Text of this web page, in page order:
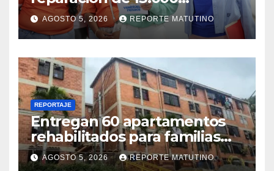
viviendas afectadas por los
terremotos
AGOSTO 5, 2026 REPORTE MATUTINO
REPORTAJE
Entregan 60 apartamentos
rehabilitados para familias
del urbanismo Ana Victoria
en La Guaira
AGOSTO 5, 2026 REPORTE MATUTINO